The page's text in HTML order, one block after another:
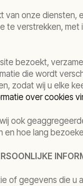
van onze
te verstrekken,
bezoekt,
die wordt
zodat wij u elke
over cookies
ook
en hoe lang
of gegevens die